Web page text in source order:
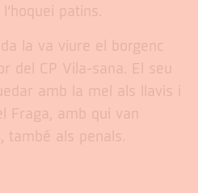
patins.
la va viure el borgenc
del CP Vila-sana. El seu
amb la mel als llavis i
Fraga, amb qui van
als penals.